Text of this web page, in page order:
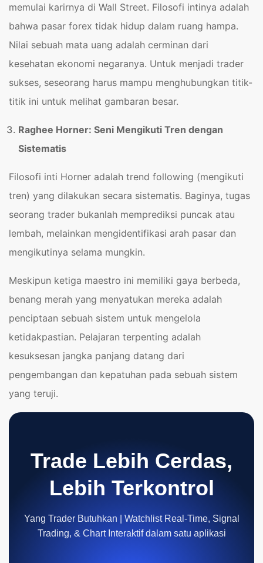
memulai karirnya di Wall Street. Filosofi intinya adalah
bahwa pasar forex tidak hidup dalam ruang hampa.
Nilai sebuah mata uang adalah cerminan dari
kesehatan ekonomi negaranya. Untuk menjadi trader
sukses, seseorang harus mampu menghubungkan titik-
titik ini untuk melihat gambaran besar.
Raghee Horner: Seni Mengikuti Tren dengan
Sistematis
Filosofi inti Horner adalah trend following (mengikuti
tren) yang dilakukan secara sistematis. Baginya, tugas
seorang trader bukanlah memprediksi puncak atau
lembah, melainkan mengidentifikasi arah pasar dan
mengikutinya selama mungkin.
Meskipun ketiga maestro ini memiliki gaya berbeda,
benang merah yang menyatukan mereka adalah
penciptaan sebuah sistem untuk mengelola
ketidakpastian. Pelajaran terpenting adalah
kesuksesan jangka panjang datang dari
pengembangan dan kepatuhan pada sebuah sistem
yang teruji.
Trade Lebih Cerdas,
Lebih Terkontrol
Yang Trader Butuhkan | Watchlist Real-Time, Signal
Trading, & Chart Interaktif dalam satu aplikasi